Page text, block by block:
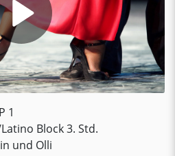
1
Block 3. Std.
und Olli